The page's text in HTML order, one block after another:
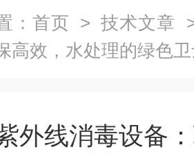
： 首页 > 技术文章
高效，水处理的绿色
外线消毒设备